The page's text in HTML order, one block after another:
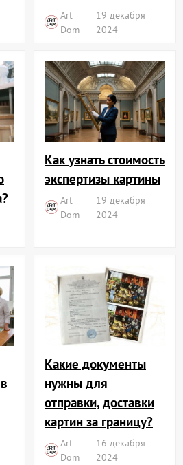
Art
Dom
19 декабря
2024
Как узнать стоимость
экспертизы картины
Art
Dom
19 декабря
2024
Какие документы
нужны для
отправки, доставки
картин за границу?
Art
Dom
16 декабря
2024